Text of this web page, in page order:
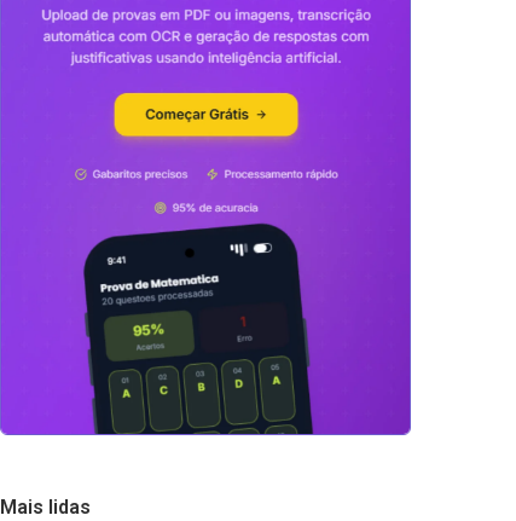
Mais lidas